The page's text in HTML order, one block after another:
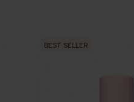
BEST SELLER